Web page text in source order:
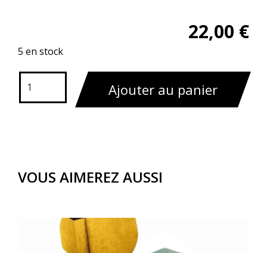
22,00 €
5 en stock
Ajouter au panier
VOUS AIMEREZ AUSSI